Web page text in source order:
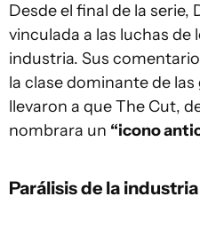
Desde el final de la serie,
vinculada a las luchas de
industria. Sus
la clase dominante de las
llevaron a que The Cut,
nombrara un “icono
Parálisis de la industria